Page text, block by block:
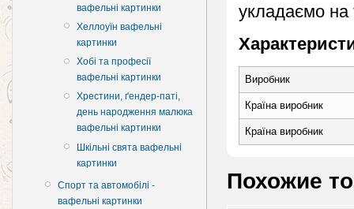
вафельні картинки
Хеллоуїн вафельні
картинки
Хобі та професії
вафельні картинки
Хрестини, ґендер-паті,
день народження малюка
вафельні картинки
Шкільні свята вафельні
картинки
Спорт та автомобілі -
вафельні картинки
укладаємо на
Виробник
Країна виробник
Країна виробник
Похожие